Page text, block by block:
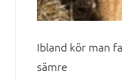
Ibland kör man
sämre